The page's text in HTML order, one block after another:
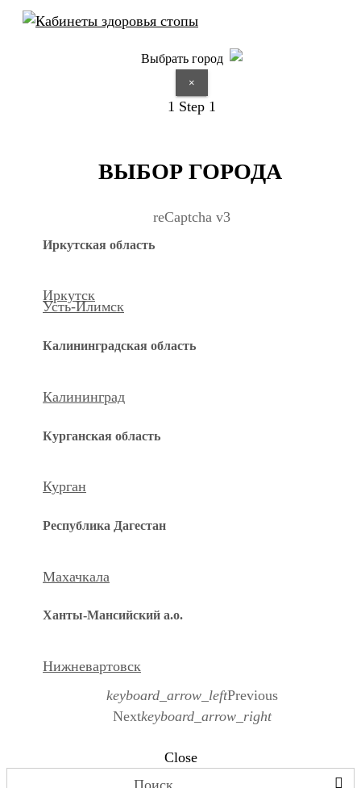
Выбрать город
×
1 Step 1
ВЫБОР ГОРОДА
reCaptcha v3
Иркутская область
Иркутск
Усть-Илимск
Калининградская область
Калининград
Курганская область
Курган
Республика Дагестан
Махачкала
Ханты-Мансийский а.о.
Нижневартовск
keyboard_arrow_leftPrevious
Nextkeyboard_arrow_right
Close